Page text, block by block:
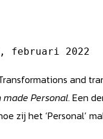
februari 2022
and
Personal. Een
zij het ‘Personal’